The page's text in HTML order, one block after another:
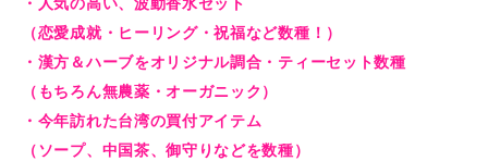
・人気の高い、波動香水セット
（恋愛成就・ヒーリング・祝福など数種！）
・漢方＆ハーブをオリジナル調合・ティーセット数種
（もちろん無農薬・オーガニック）
・今年訪れた台湾の買付アイテム
（ソープ、中国茶、御守りなどを数種）